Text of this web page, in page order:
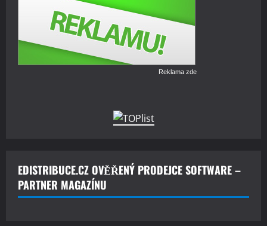
Reklama zde
EDISTRIBUCE.CZ OVĚŘENÝ PRODEJCE SOFTWARE –
PARTNER MAGAZÍNU